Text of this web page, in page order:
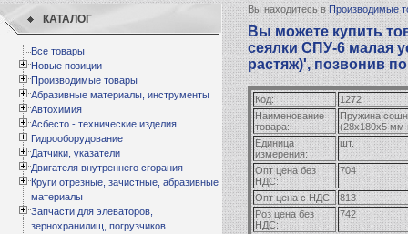
КАТАЛОГ
Все товары
Новые позиции
Производимые товары
Абразивные материалы, инструменты
Автохимия
Асбесто - технические изделия
Гидрооборудование
Датчики, указатели
Двигателя внутреннего сгорания
Круги отрезные, зачистные, абразивные
материалы
Запчасти для элеваторов,
зернохранилищ, погрузчиков
Вы находитесь вПроизводимые
Вы можете купить
сеялки СПУ-6 малая
растяж)', позвонив
Код:
1272
Наименование
товара:
Пружина
(28х180х5 мм
Единица
измерения:
шт.
Опт цена без
НДС:
704
Опт цена с НДС:
813
Роз цена без
НДС:
742